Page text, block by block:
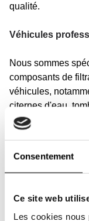
Consentement
Ce site web
Les cookies nous
qualité.
Véhicules
Nous sommes
composants de
véhicules,
citernes d'eau,
grues,
Notre gamme de
encore. Ici, vous
originaux pour